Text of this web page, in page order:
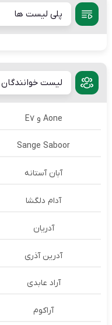
پلی لیست ها
لیست خوانندگان
Aone و E7
Sange Saboor
آبان آستانه
آدام دلگشا
آدریان
آدرین آذری
آراد عابدی
آراکوم